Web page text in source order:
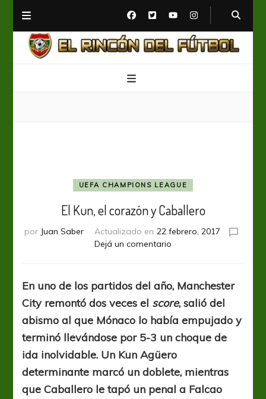
UEFA CHAMPIONS LEAGUE
El Kun, el corazón y Caballero
por Juan Saber Actualizado en 22 febrero, 2017
Dejá un comentario
corazón
y
Caballero
En uno de los partidos del año, Manchester
City remontó dos veces el score, salió del
abismo al que Mónaco lo había empujado y
terminó llevándose por 5-3 un choque de
ida inolvidable. Un Kun Agüero
determinante marcó un doblete, mientras
que Caballero le tapó un penal a Falcao